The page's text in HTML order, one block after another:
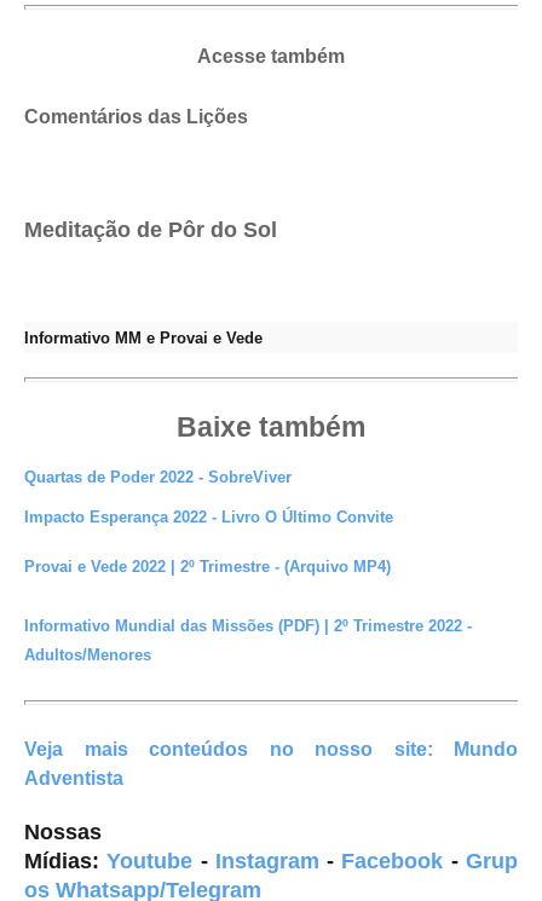
Acesse também
Comentários das Lições
Meditação de Pôr do Sol
Informativo MM e Provai e Vede
Baixe também
Quartas de Poder 2022 - SobreViver
Impacto Esperança 2022 - Livro O Último Convite
Provai e Vede 2022 | 2º Trimestre - (Arquivo MP4)
Informativo Mundial das Missões (PDF) | 2º Trimestre 2022 -
Adultos/Menores
Veja mais conteúdos no nosso site:
Mundo
Adventista
Nossas
Mídias:Youtube - Instagram - Facebook -Grup
os Whatsapp/Telegram